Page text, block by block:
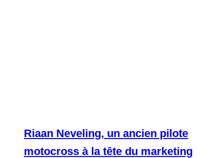
Riaan Neveling, un ancien pilote
motocross à la tête du marketing